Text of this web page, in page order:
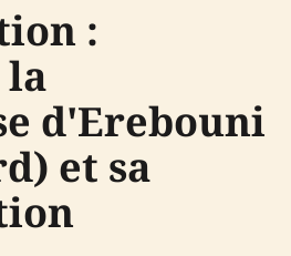
:
d'Erebouni
et sa